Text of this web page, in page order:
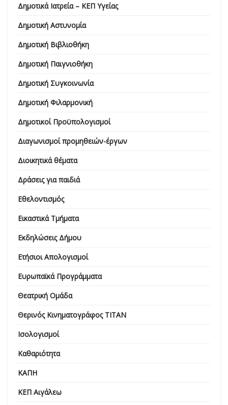
Δημοτικά Ιατρεία – ΚΕΠ Υγείας
Δημοτική Αστυνομία
Δημοτική Βιβλιοθήκη
Δημοτική Παιγνιοθήκη
Δημοτική Συγκοινωνία
Δημοτική Φιλαρμονική
Δημοτικοί Προϋπολογισμοί
Διαγωνισμοί προμηθειών-έργων
Διοικητικά θέματα
Δράσεις για παιδιά
Εθελοντισμός
Εικαστικά Τμήματα
Εκδηλώσεις Δήμου
Ετήσιοι Απολογισμοί
Ευρωπαϊκά Προγράμματα
Θεατρική Ομάδα
Θερινός Κινηματογράφος ΤΙΤΑΝ
Ισολογισμοί
Καθαριότητα
ΚΑΠΗ
ΚΕΠ Αιγάλεω